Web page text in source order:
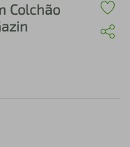
Colchão